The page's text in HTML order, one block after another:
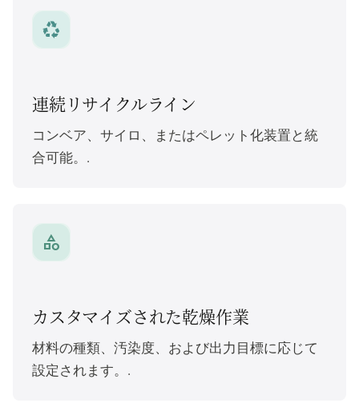
recycling
連続リサイクルライン
コンベア、サイロ、またはペレット化装置と統
合可能。.
category
カスタマイズされた乾燥作業
材料の種類、汚染度、および出力目標に応じて
設定されます。.